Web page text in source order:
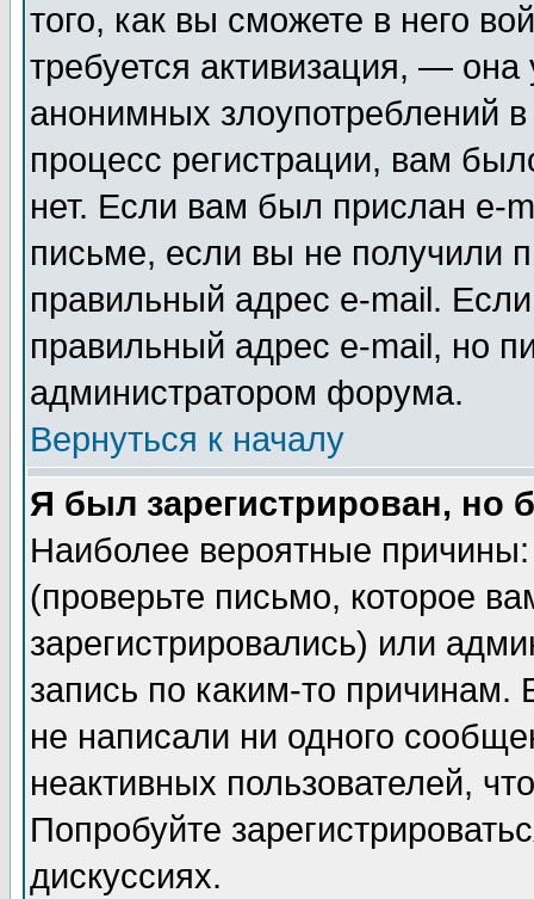
того, как вы сможете в него
требуется активизация, —
анонимных злоупотреблений
процесс регистрации, вам
нет. Если вам был прислан e-
письме, если вы не получили
правильный адрес e-mail.
правильный адрес e-mail, но
администратором форума.
Вернуться к началу
Я был зарегистрирован, но
Наиболее вероятные
(проверьте письмо, которое
зарегистрировались) или
запись по каким-то
не написали ни одного
неактивных пользователей,
Попробуйте
дискуссиях.